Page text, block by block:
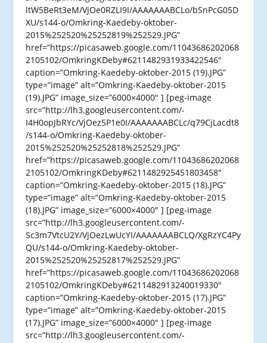
ltW5BeRt3eM/VjOe0RZLI9I/AAAAAAABCLo/bSnPcG05D
XU/s144-o/Omkring-Kaedeby-oktober-
2015%252520%25252819%252529.JPG”
href=”https://picasaweb.google.com/11043686202068
2105102/OmkringKDeby#6211482931933422546″
caption=”Omkring-Kaedeby-oktober-2015 (19).JPG”
type=”image” alt=”Omkring-Kaedeby-oktober-2015
(19).JPG” image_size=”6000×4000″ ] [peg-image
src=”http://lh3.googleusercontent.com/-
I4H0opJbRYc/VjOez5P1e0I/AAAAAAABCLc/q79CjLacdt8
/s144-o/Omkring-Kaedeby-oktober-
2015%252520%25252818%252529.JPG”
href=”https://picasaweb.google.com/11043686202068
2105102/OmkringKDeby#6211482925451803458″
caption=”Omkring-Kaedeby-oktober-2015 (18).JPG”
type=”image” alt=”Omkring-Kaedeby-oktober-2015
(18).JPG” image_size=”6000×4000″ ] [peg-image
src=”http://lh3.googleusercontent.com/-
Sc3m7VtcU2Y/VjOezLwUcYI/AAAAAAABCLQ/XgRzYC4Py
QU/s144-o/Omkring-Kaedeby-oktober-
2015%252520%25252817%252529.JPG”
href=”https://picasaweb.google.com/11043686202068
2105102/OmkringKDeby#6211482913240019330″
caption=”Omkring-Kaedeby-oktober-2015 (17).JPG”
type=”image” alt=”Omkring-Kaedeby-oktober-2015
(17).JPG” image_size=”6000×4000″ ] [peg-image
src=”http://lh3.googleusercontent.com/-